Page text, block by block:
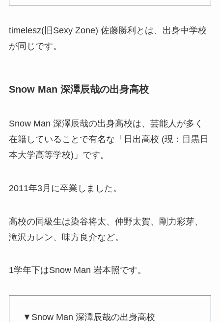
timelesz(旧Sexy Zone) 佐藤勝利とは、出身中学校
が同じです。
Snow Man 深澤辰哉の出身高校
Snow Man 深澤辰哉の出身高校は、芸能人が多く
在籍していることで有名な「日出高校 (現：目黒日
本大学高等学校)」です。
2011年3月に卒業しました。
高校の同級生は染谷将太、仲野太賀、剛力彩芽、
滝沢カレン、味方良介など。
1学年下はSnow Man 岩本照です。
▼Snow Man 深澤辰哉の出身高校